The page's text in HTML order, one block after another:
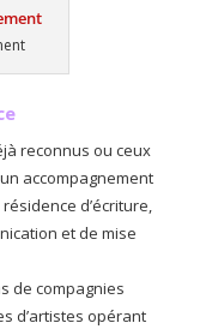
reconnus ou ceux
accompagnement
d’écriture,
et de mise
de compagnies
d’artistes opérant